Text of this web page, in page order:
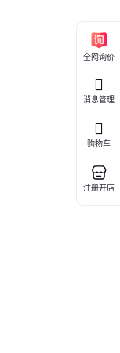
全网询价
消息管理
购物车
注册开店